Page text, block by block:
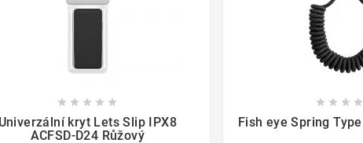
 
    
Univerzální kryt Lets Slip IPX8
ACFSD-D24 Růžový

   
Fish eye Spring